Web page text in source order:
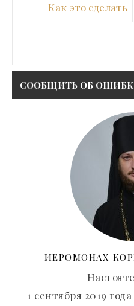
Как это сделать
ИЕРОМОНАХ
1 сентября 2019